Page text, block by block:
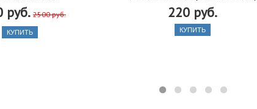
руб. 2500 руб.
КУПИТЬ
220 руб.
КУПИТЬ